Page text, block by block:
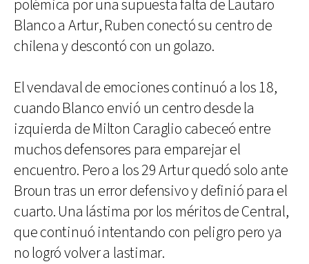
polémica por una supuesta falta de Lautaro
Blanco a Artur, Ruben conectó su centro de
chilena y descontó con un golazo.
El vendaval de emociones continuó a los 18,
cuando Blanco envió un centro desde la
izquierda de Milton Caraglio cabeceó entre
muchos defensores para emparejar el
encuentro. Pero a los 29 Artur quedó solo ante
Broun tras un error defensivo y definió para el
cuarto. Una lástima por los méritos de Central,
que continuó intentando con peligro pero ya
no logró volver a lastimar.